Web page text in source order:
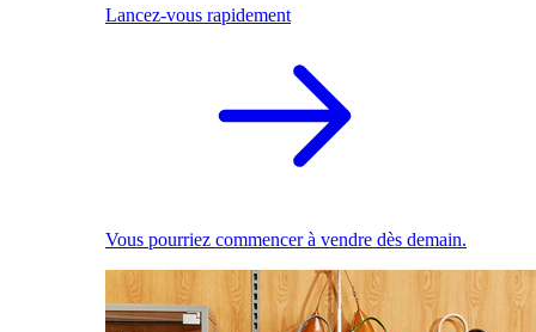
Lancez-vous rapidement
Vous pourriez commencer à vendre dès demain.